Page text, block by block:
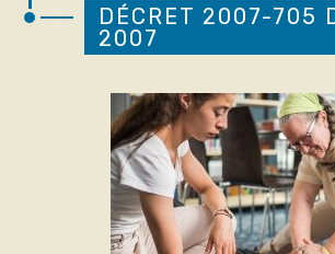
DÉCRET 2007-705
2007